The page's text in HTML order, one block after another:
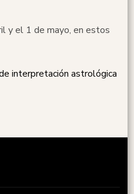
y el 1 de mayo, en estos
interpretación astrológica